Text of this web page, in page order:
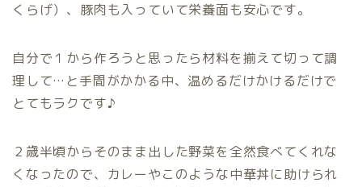
くらげ）、豚肉も入っていて栄養面も安心です。
自分で１から作ろうと思ったら材料を揃えて切って調
理して…と手間がかかる中、温めるだけかけるだけで
とてもラクです♪
２歳半頃からそのまま出した野菜を全然食べてくれな
くなったので、カレーやこのような中華丼に助けられ